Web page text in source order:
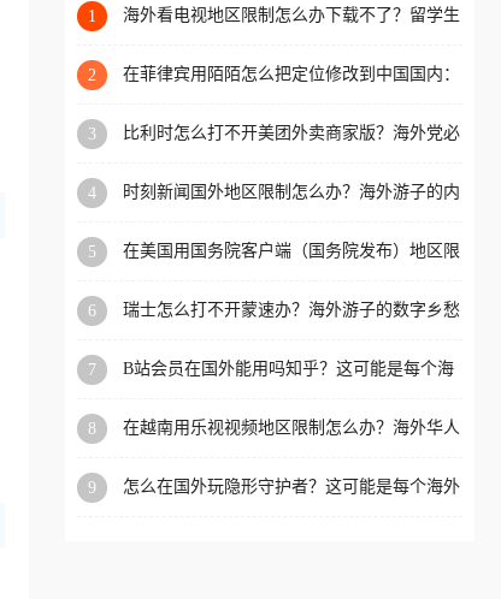
区工作、留学、定居等，都
权限制所困扰。
回国加速器，即可解决「海
版权限制」的问题，无论人
国、加拿大、澳大利亚、欧
学、定居等，都可以使用，
扰。
1
海外看电视地区限制怎么办下载不了？留学生
2
在菲律宾用陌陌怎么把定位修改到中国国内：
3
比利时怎么打不开美团外卖商家版？海外党必
4
时刻新闻国外地区限制怎么办？海外游子的内
5
在美国用国务院客户端（国务院发布）地区限
6
瑞士怎么打不开蒙速办？海外游子的数字乡愁
7
B站会员在国外能用吗知乎？这可能是每个海
8
在越南用乐视视频地区限制怎么办？海外华人
9
怎么在国外玩隐形守护者？这可能是每个海外